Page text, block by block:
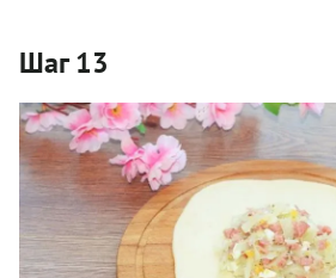
Шаг 13